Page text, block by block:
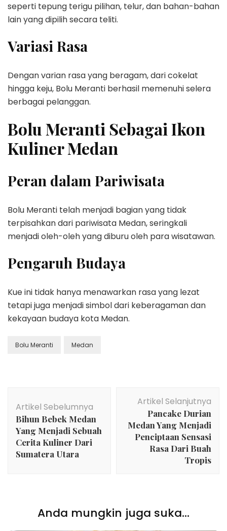
seperti tepung terigu pilihan, telur, dan bahan-bahan
lain yang dipilih secara teliti.
Variasi Rasa
Dengan varian rasa yang beragam, dari cokelat
hingga keju, Bolu Meranti berhasil memenuhi selera
berbagai pelanggan.
Bolu Meranti Sebagai Ikon
Kuliner Medan
Peran dalam Pariwisata
Bolu Meranti telah menjadi bagian yang tidak
terpisahkan dari pariwisata Medan, seringkali
menjadi oleh-oleh yang diburu oleh para wisatawan.
Pengaruh Budaya
Kue ini tidak hanya menawarkan rasa yang lezat
tetapi juga menjadi simbol dari keberagaman dan
kekayaan budaya kota Medan.
Bolu Meranti Medan
Artikel
Artikel Sebelumnya
Bihun Bebek Medan
Yang Menjadi Sebuah
Cerita Kuliner Dari
Sumatera Utara
Artikel Selanjutnya
Pancake Durian
Medan Yang Menjadi
Penciptaan Sensasi
Rasa Dari Buah
Tropis
Anda mungkin juga suka...